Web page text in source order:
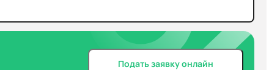
Подать заявку онлайн